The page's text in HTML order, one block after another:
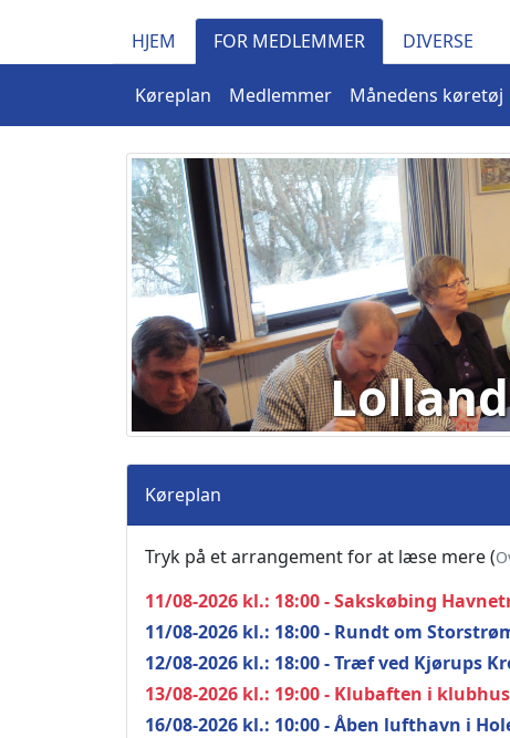
HJEM FOR MEDLEMMER DIVERSE
Køreplan Medlemmer Månedens køretøj
Køreplan
Tryk på et arrangement for at læse mere (
11/08-2026 kl.: 18:00 - Sakskøbing
11/08-2026 kl.: 18:00 - Rundt om
12/08-2026 kl.: 18:00 - Træf ved Kjørups
13/08-2026 kl.: 19:00 - Klubaften i
16/08-2026 kl.: 10:00 - Åben lufthavn i